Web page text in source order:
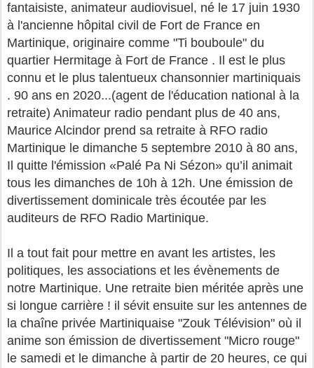
fantaisiste, animateur audiovisuel, né le 17 juin 1930
à l'ancienne hôpital civil de Fort de France en
Martinique, originaire comme "Ti bouboule" du
quartier Hermitage à Fort de France . Il est le plus
connu et le plus talentueux chansonnier martiniquais
. 90 ans en 2020...(agent de l'éducation national à la
retraite) Animateur radio pendant plus de 40 ans,
Maurice Alcindor prend sa retraite à RFO radio
Martinique le dimanche 5 septembre 2010 à 80 ans,
Il quitte l'émission «Palé Pa Ni Sézon» qu’il animait
tous les dimanches de 10h à 12h. Une émission de
divertissement dominicale très écoutée par les
auditeurs de RFO Radio Martinique.
Il a tout fait pour mettre en avant les artistes, les
politiques, les associations et les évènements de
notre Martinique. Une retraite bien méritée après une
si longue carrière ! il sévit ensuite sur les antennes de
la chaîne privée Martiniquaise "Zouk Télévision" où il
anime son émission de divertissement "Micro rouge"
le samedi et le dimanche à partir de 20 heures, ce qui